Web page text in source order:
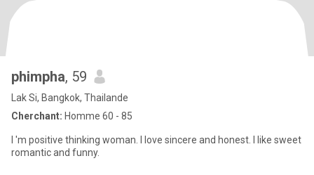
phimpha, 59
Lak Si, Bangkok, Thailande
Cherchant: Homme 60 - 85
I 'm positive thinking woman. I love sincere and honest. I like sweet
romantic and funny.